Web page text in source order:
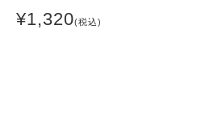
¥1,320(税込)